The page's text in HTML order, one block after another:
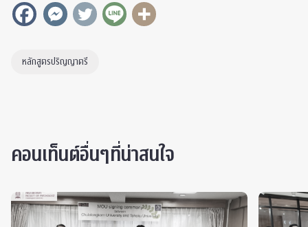
หลักสูตรปริญญาตรี
คอนเท็นต์อื่นๆที่น่าสนใจ